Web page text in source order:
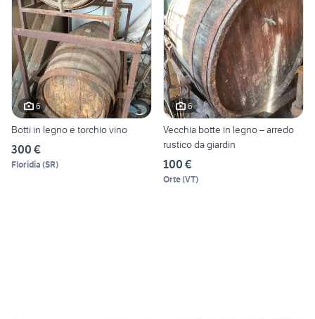
6
Botti in legno e torchio vino
300 €
Floridia (SR)
6
Vecchia botte in legno – arredo
rustico da giardin
100 €
Orte(VT)